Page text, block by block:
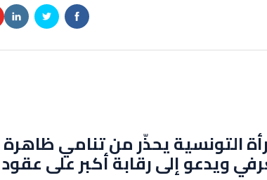
التونسية يحذّر من تنامي ظاهرة
ويدعو إلى رقابة أكبر على عقود